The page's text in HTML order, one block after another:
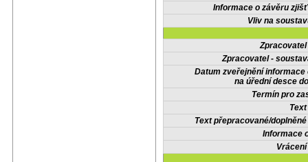
Informace o závěru
Vliv na
Zpracovatel -
Datum zveřejnění informace
na úřední desce
Termín pro
Text přepracované/
Informace